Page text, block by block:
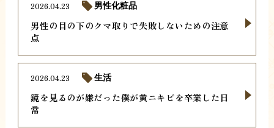
男性の目の下のクマ取りで失敗しないための注意
点
2026.04.23 男性化粧品
鏡を見るのが嫌だった僕が黄ニキビを卒業した日
常
2026.04.23 生活